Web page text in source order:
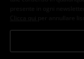
presente in ogni newsletter.
Clicca qui per annullare